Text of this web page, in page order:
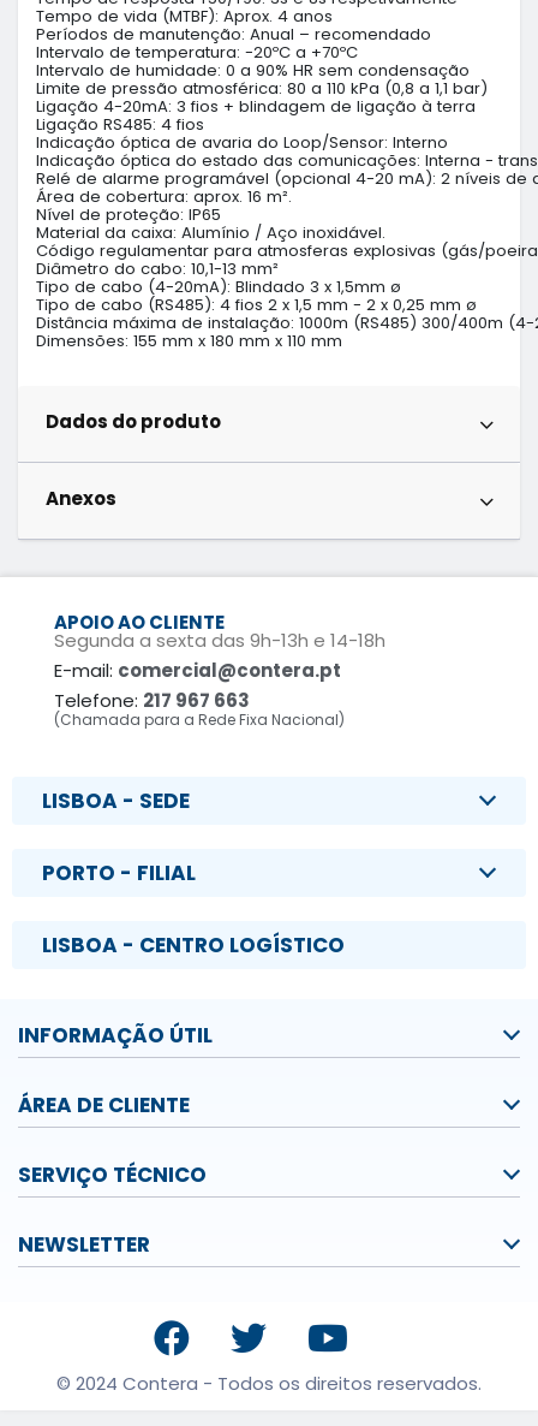
Tempo de vida (MTBF): Aprox. 4 anos
Períodos de manutenção: Anual – recomendado
Intervalo de temperatura: -20ºC a +70ºC
Intervalo de humidade: 0 a 90% HR sem condensação
Limite de pressão atmosférica: 80 a 110 kPa (0,8 a 1,1 bar)
Ligação 4-20mA: 3 fios + blindagem de ligação à terra
Ligação RS485: 4 fios
Indicação óptica de avaria do Loop/Sensor: Interno
Indicação óptica do estado das comunicações: Interna -
Relé de alarme programável (opcional 4-20 mA): 2 níveis
Área de cobertura: aprox. 16 m².
Nível de proteção: IP65
Material da caixa: Alumínio / Aço inoxidável.
Código regulamentar para atmosferas explosivas (gás/
Diâmetro do cabo: 10,1-13 mm²
Tipo de cabo (4-20mA): Blindado 3 x 1,5mm ø
Tipo de cabo (RS485): 4 fios 2 x 1,5 mm - 2 x 0,25 mm ø
Distância máxima de instalação: 1000m (RS485) 300/400m
Dimensões: 155 mm x 180 mm x 110 mm
Dados do produto
Anexos
APOIO AO CLIENTE
Segunda a sexta das 9h-13h e 14-18h
E-mail: comercial@contera.pt
Telefone: 217 967 663
(Chamada para a Rede Fixa Nacional)
LISBOA - SEDE
PORTO - FILIAL
LISBOA - CENTRO LOGÍSTICO
INFORMAÇÃO ÚTIL
ÁREA DE CLIENTE
SERVIÇO TÉCNICO
NEWSLETTER
© 2024 Contera - Todos os direitos reservados.